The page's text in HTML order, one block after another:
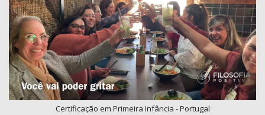
Certificação em Primeira Infância - Portugal